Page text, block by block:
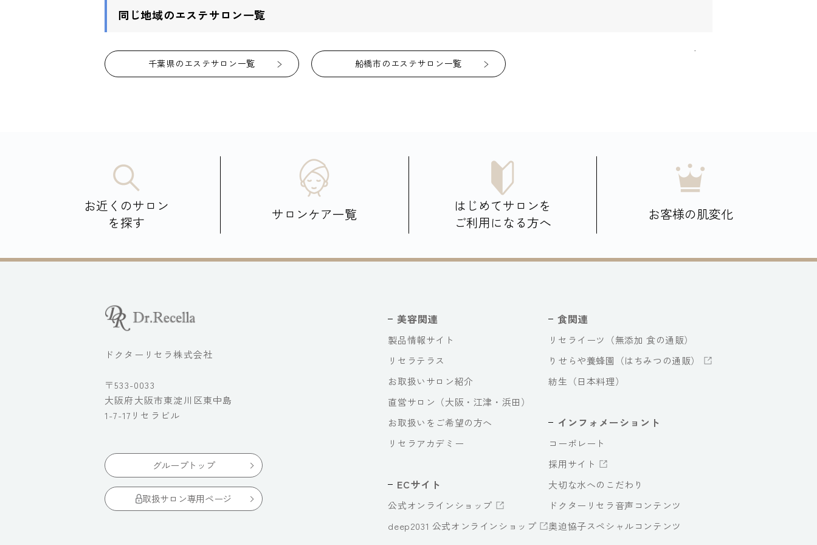
同じ地域のエステサロン一覧
千葉県のエステサロン一覧 船橋市のエステサロン一覧
お近くのサロン
を探す
サロンケア一覧
はじめてサロンを
ご利用になる方へ
お客様の肌変化
ドクターリセラ株式会社
〒533-0033
大阪府大阪市東淀川区東中島
1-7-17リセラビル
グループトップ
取扱サロン専用ページ
美容関連
製品情報サイト
リセラテラス
お取扱いサロン紹介
直営サロン（大阪・江津・浜田）
お取扱いをご希望の方へ
リセラアカデミー
ECサイト
公式オンラインショップ
deep2031 公式オンラインショップ
食関連
リセライーツ（無添加 食の通販）
りせらや養蜂園（はちみつの通販）
紡生（日本料理）
インフォメーショント
コーポレート
採用サイト
大切な水へのこだわり
ドクターリセラ音声コンテンツ
奥迫協子スペシャルコンテンツ